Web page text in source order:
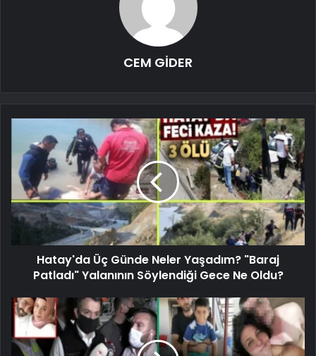
CEM GİDER
Hatay'da Üç Günde Neler Yaşadım? "Baraj
Patladı" Yalanının Söylendiği Gece Ne Oldu?